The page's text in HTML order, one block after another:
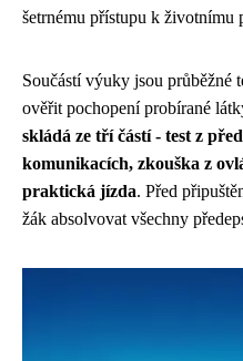
šetrnému přístupu k životnímu
Součástí výuky jsou průběžné
ověřit pochopení probírané
skládá ze tří částí - test z
komunikacích, zkouška z
praktická jízda. Před
žák absolvovat všechny